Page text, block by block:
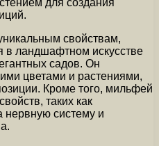
для создания
свойствам,
в ландшафтном искусстве
садов. Он
цветами и растениями,
Кроме того, мильфей
таких как
нервную систему и